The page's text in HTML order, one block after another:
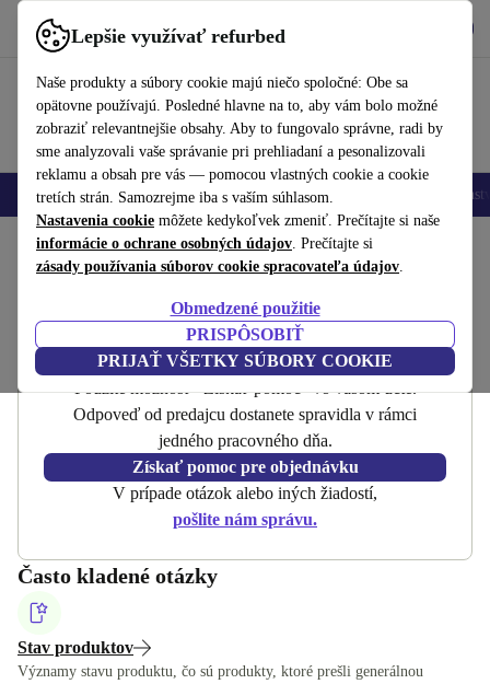
Lepšie využívať refurbed
Naše produkty a súbory cookie majú niečo spoločné: Obe sa
opätovne používajú. Posledné hlavne na to, aby vám bolo možné
zobraziť relevantnejšie obsahy. Aby to fungovalo správne, radi by
sme analyzovali vaše správanie pri prehliadaní a pesonalizovali
reklamu a obsah pre vás — pomocou vlastných cookie a cookie
tretích strán. Samozrejme iba s vaším súhlasom.
Nastavenia cookie môžete kedykoľvek zmeniť. Prečítajte si naše
informácie o ochrane osobných údajov. Prečítajte si
zásady používania súborov cookie spracovateľa údajov.
Obmedzené použitie
PRISPÔSOBIŤ
PRIJAŤ VŠETKY SÚBORY COOKIE
používať refurbed rýchlo a jednoducho
Mobilné telefóny Laptopy Tablety Inteligentné hodinky
Domov
Potrebujete pomoc s objednávkou?
Použite možnosť "Získať pomoc" vo vašom účte.
Odpoveď od predajcu dostanete spravidla v rámci
jedného pracovného dňa.
Získať pomoc pre objednávku
V prípade otázok alebo iných žiadostí,
pošlite nám správu.
Často kladené otázky
Stav produktov
Významy stavu produktu, čo sú produkty, ktoré prešli generálnou